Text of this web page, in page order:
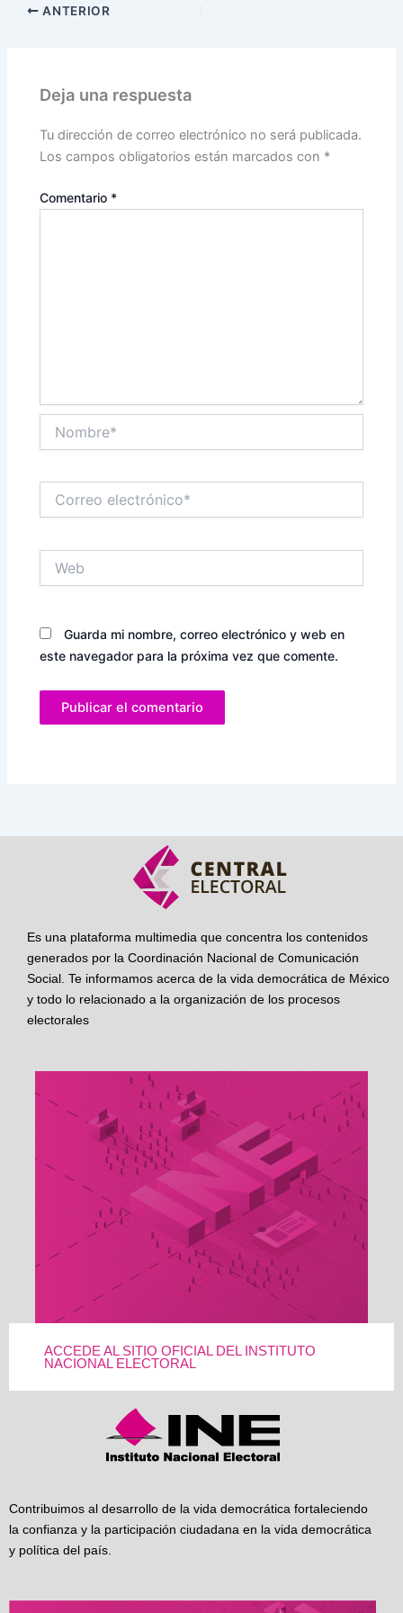
ANTERIOR
Deja una respuesta
Tu dirección de correo electrónico no será publicada.
Los campos obligatorios están marcados con *
Comentario *
electrónico*
Guarda mi nombre, correo electrónico y web en
este navegador para la próxima vez que comente.
Es una plataforma multimedia que concentra los contenidos
generados por la Coordinación Nacional de Comunicación
Social. Te informamos acerca de la vida democrática de México
y todo lo relacionado a la organización de los procesos
electorales
ACCEDE AL SITIO OFICIAL DEL INSTITUTO
NACIONAL ELECTORAL
Contribuimos al desarrollo de la vida democrática fortaleciendo
la confianza y la participación ciudadana en la vida democrática
y política del país.